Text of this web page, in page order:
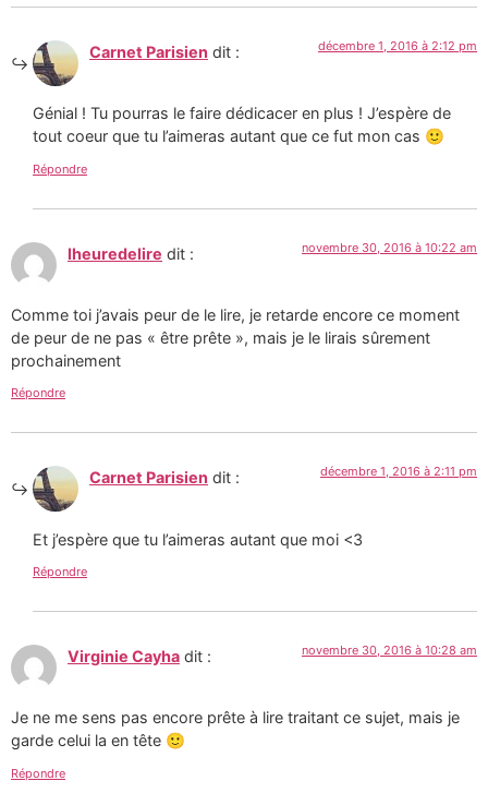
Carnet Parisien dit : décembre 1, 2016 à 2:12 pm
Génial ! Tu pourras le faire dédicacer en plus ! J’espère de
tout coeur que tu l’aimeras autant que ce fut mon cas 🙂
Répondre
lheuredelire dit : novembre 30, 2016 à 10:22 am
Comme toi j’avais peur de le lire, je retarde encore ce moment
de peur de ne pas « être prête », mais je le lirais sûrement
prochainement
Répondre
Carnet Parisien dit : décembre 1, 2016 à 2:11 pm
Et j’espère que tu l’aimeras autant que moi <3
Répondre
Virginie Cayha dit : novembre 30, 2016 à 10:28 am
Je ne me sens pas encore prête à lire traitant ce sujet, mais je
garde celui la en tête 🙂
Répondre